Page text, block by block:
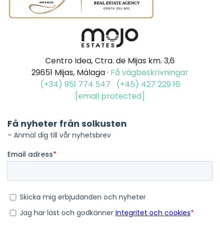
Centro Idea, Ctra. de Mijas km. 3,6
29651 Mijas, Málaga · Få vägbeskrivningar
(+34) 951 774 547
(+45) 427 229 16
[email protected]